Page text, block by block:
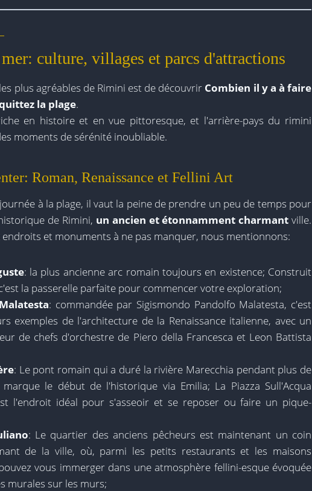
culture, villages et parcs d'attractions
plus agréables de Rimini est de découvrir Combien il y a à faire
la plage.
en histoire et en vue pittoresque, et l'arrière-pays du rimini
moments de sérénité inoubliable.
Roman, Renaissance et Fellini Art
à la plage, il vaut la peine de prendre un peu de temps pour
de Rimini, un ancien et étonnamment charmant ville.
et monuments à ne pas manquer, nous mentionnons:
: la plus ancienne arc romain toujours en existence; Construit
la passerelle parfaite pour commencer votre exploration;
: commandée par Sigismondo Pandolfo Malatesta, c'est
exemples de l'architecture de la Renaissance italienne, avec un
de chefs d'orchestre de Piero della Francesca et Leon Battista
: Le pont romain qui a duré la rivière Marecchia pendant plus de
le début de l'historique via Emilia; La Piazza Sull'Acqua
l'endroit idéal pour s'asseoir et se reposer ou faire un pique-
: Le quartier des anciens pêcheurs est maintenant un coin
de la ville, où, parmi les petits restaurants et les maisons
vous immerger dans une atmosphère fellini-esque évoquée
murales sur les murs;